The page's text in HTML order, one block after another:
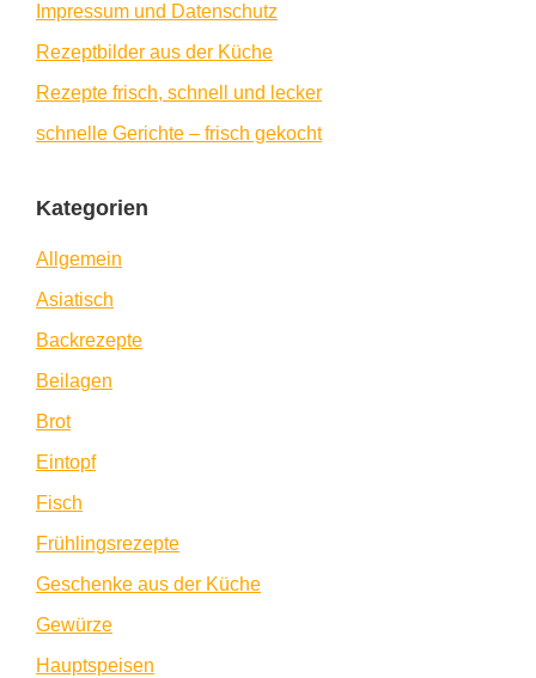
Impressum und Datenschutz
Rezeptbilder aus der Küche
Rezepte frisch, schnell und lecker
schnelle Gerichte – frisch gekocht
Kategorien
Allgemein
Asiatisch
Backrezepte
Beilagen
Brot
Eintopf
Fisch
Frühlingsrezepte
Geschenke aus der Küche
Gewürze
Hauptspeisen